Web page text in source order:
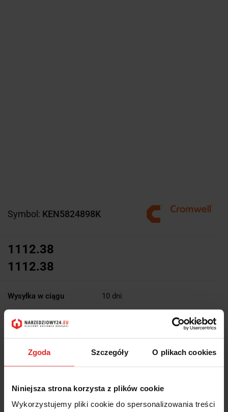
Zgoda Szczegóły O plikach cookies
Niniejsza strona korzysta z plików cookie
Wykorzystujemy pliki cookie do spersonalizowania treści
Symbol: KEN5824898K
1112.38
1112.38
Wysyłka w ciągu 10 dni
Cena przesyłki
3 kg
Pobierz produkt do PDF